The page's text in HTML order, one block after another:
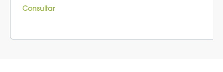
Consultar